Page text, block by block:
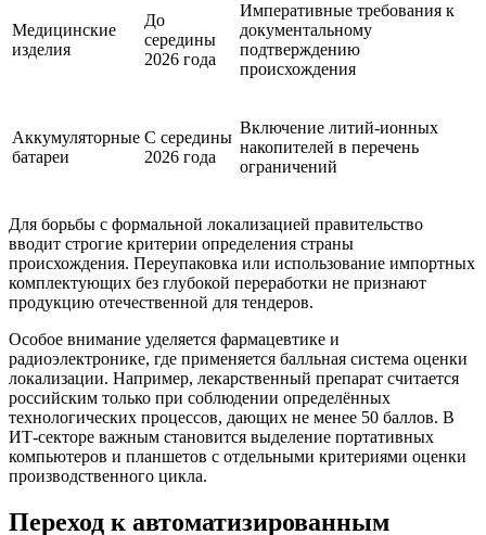
Медицинские
изделия
До
середины
2026 года
Императивные требования к
документальному
подтверждению
происхождения
Аккумуляторные
батареи
С середины
2026 года
Включение литий-ионных
накопителей в перечень
ограничений
Для борьбы с формальной локализацией правительство
вводит строгие критерии определения страны
происхождения. Переупаковка или использование импортных
комплектующих без глубокой переработки не признают
продукцию отечественной для тендеров.
Особое внимание уделяется фармацевтике и
радиоэлектронике, где применяется балльная система оценки
локализации. Например, лекарственный препарат считается
российским только при соблюдении определённых
технологических процессов, дающих не менее 50 баллов. В
ИТ-секторе важным становится выделение портативных
компьютеров и планшетов с отдельными критериями оценки
производственного цикла.
Переход к автоматизированным